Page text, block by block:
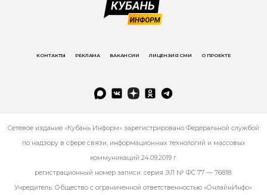
КОНТАКТЫ РЕКЛАМА ВАКАНСИИ ЛИЦЕНЗИЯ СМИ О ПРОЕКТЕ
Сетевое издание «Кубань Информ» зарегистрировано Федеральной службой
по надзору в сфере связи, информационных технологий и массовых
коммуникаций 24.09.2019 г.
регистрационный номер записи: серия ЭЛ № ФС 77 — 76818.
Учредитель: Общество с ограниченной ответственностью «ОнлайнИнфо».